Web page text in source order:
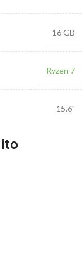
16 GB
Ryzen 7
15,6"